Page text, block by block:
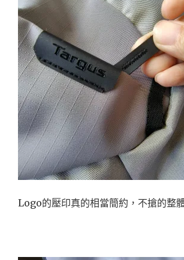
Logo的壓印真的相當簡約，不搶的整